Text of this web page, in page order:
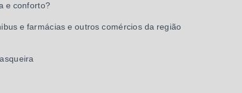
e conforto?
e farmácias e outros comércios da região